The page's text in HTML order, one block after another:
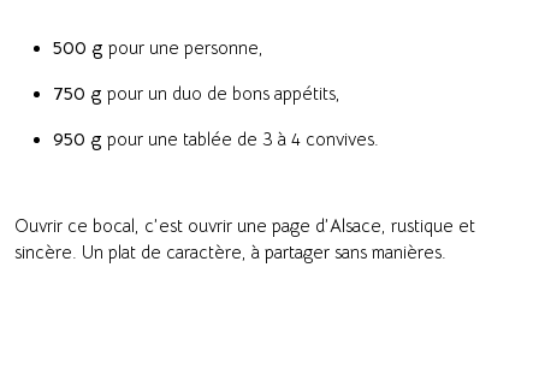
500 g pour une personne,
750 g pour un duo de bons appétits,
950 g pour une tablée de 3 à 4 convives.
Ouvrir ce bocal, c’est ouvrir une page d’Alsace, rustique et
sincère. Un plat de caractère, à partager sans manières.